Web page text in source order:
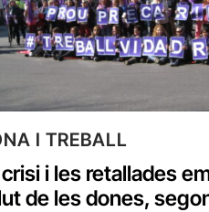
I TREBALL
i les retallades
de les dones,